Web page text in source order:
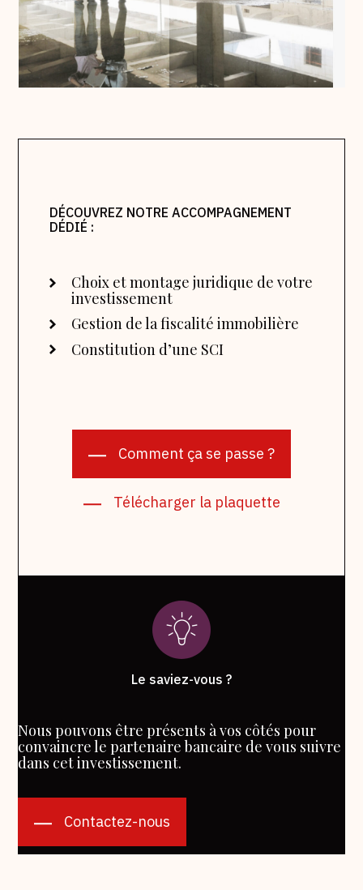
DÉCOUVREZ NOTRE ACCOMPAGNEMENT
DÉDIÉ :
Choix et montage juridique de votre
investissement
Gestion de la fiscalité immobilière
Constitution d’une SCI
Comment ça se passe ?
Télécharger la plaquette
Le saviez-vous ?
Nous pouvons être présents à vos côtés pour
convaincre le partenaire bancaire de vous suivre
dans cet investissement.
Contactez-nous